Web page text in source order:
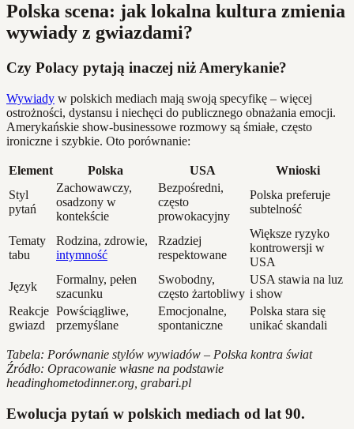
Polska scena: jak lokalna kultura zmienia
wywiady z gwiazdami?
Czy Polacy pytają inaczej niż Amerykanie?
Wywiady w polskich mediach mają swoją specyfikę – więcej
ostrożności, dystansu i niechęci do publicznego obnażania emocji.
Amerykańskie show-businessowe rozmowy są śmiałe, często
ironiczne i szybkie. Oto porównanie:
Element Polska USA
Wnioski
Styl
pytań
Zachowawczy,
osadzony w
kontekście
Bezpośredni,
często
prowokacyjny
Polska preferuje
subtelność
Tematy
tabu
Rodzina, zdrowie,
intymność
Rzadziej
respektowane
Większe ryzyko
kontrowersji w
USA
Język
Formalny, pełen
szacunku
Swobodny,
często żartobliwy
USA stawia na luz
i show
Reakcje
gwiazd
Powściągliwe,
przemyślane
Emocjonalne,
spontaniczne
Polska stara się
unikać skandali
Tabela: Porównanie stylów wywiadów – Polska kontra świat
Źródło: Opracowanie własne na podstawie
headinghometodinner.org, grabari.pl
Ewolucja pytań w polskich mediach od lat 90.